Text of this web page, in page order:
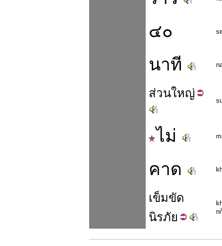
๔๐
นาที
ส่วนใหญ่
ไม่
คาด
เข็มขัด
นิรภัย
ni